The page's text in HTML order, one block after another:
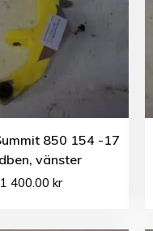
850 154 -17
vänster
1 400.00kr